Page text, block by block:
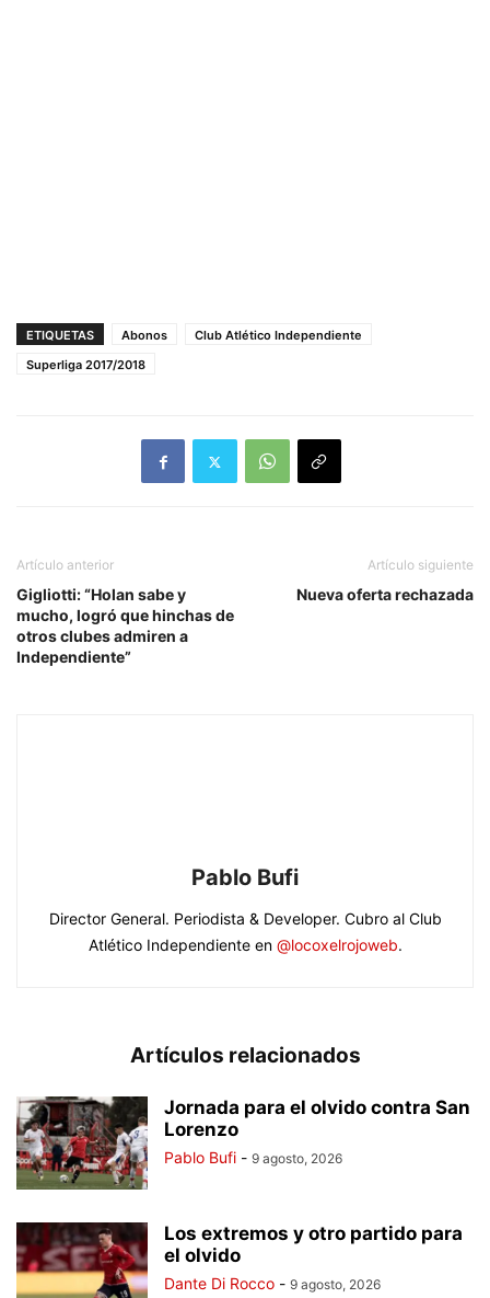
ETIQUETAS Abonos
Club Atlético Independiente
Superliga 2017/2018
Artículo anterior
Gigliotti: “Holan sabe y
mucho, logró que hinchas de
otros clubes admiren a
Independiente”
Artículo siguiente
Nueva oferta rechazada
Pablo Bufi
Director General. Periodista & Developer. Cubro al Club
Atlético Independiente en @locoxelrojoweb.
Artículos relacionados
Jornada para el olvido contra San
Lorenzo
Pablo Bufi - 9 agosto, 2026
Los extremos y otro partido para
el olvido
Dante Di Rocco - 9 agosto, 2026